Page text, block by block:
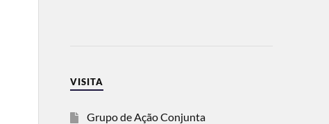
VISITA
Grupo de Ação Conjunta